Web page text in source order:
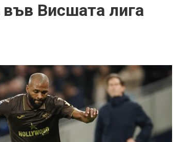
във Висшата лига